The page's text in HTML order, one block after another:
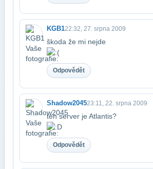
KGB122:32, 27. srpna 2009
škoda že mi nejde
Odpovědět
Shadow204523:11, 22. srpna 2009
ten server je Atlantis?
Odpovědět